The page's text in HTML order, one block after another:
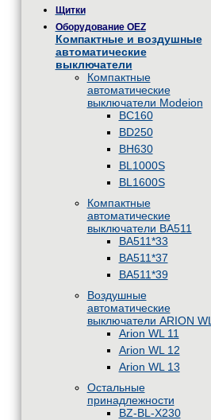
Щитки
Оборудование OEZ
Компактные и воздушные
автоматические
выключатели
Компактные
автоматические
выключатели Modeion
BC160
BD250
BH630
BL1000S
BL1600S
Компактные
автоматические
выключатели BA511
BA511*33
BA511*37
BA511*39
Воздушные
автоматические
выключатели ARION WL
Arion WL 11
Arion WL 12
Arion WL 13
Остальные
принадлежности
BZ-BL-X230